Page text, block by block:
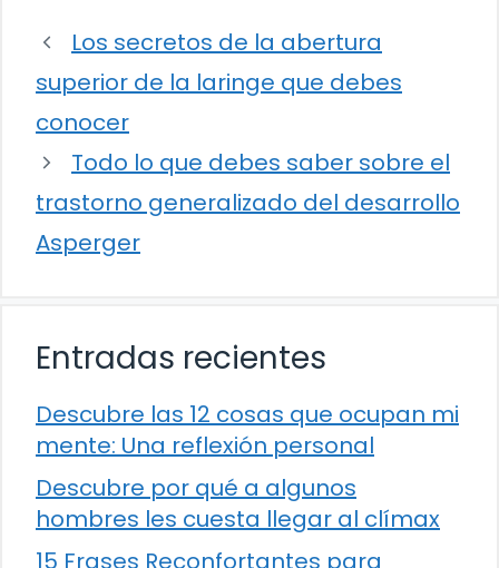
Los secretos de la abertura
superior de la laringe que debes
conocer
Todo lo que debes saber sobre el
trastorno generalizado del desarrollo
Asperger
Entradas recientes
Descubre las 12 cosas que ocupan mi
mente: Una reflexión personal
Descubre por qué a algunos
hombres les cuesta llegar al clímax
15 Frases Reconfortantes para